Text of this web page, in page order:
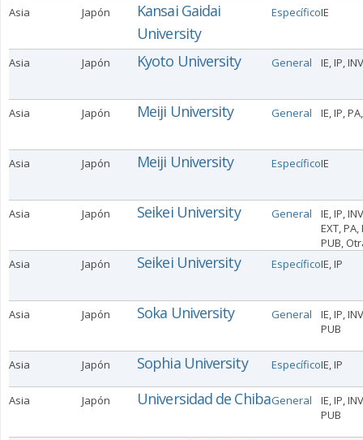
Asia Japón
Kansai Gaidai
University
EspecíficoIE
Asia Japón Kyoto University General IE, IP,
Asia Japón Meiji University General IE, IP,
Asia Japón Meiji University EspecíficoIE
Asia Japón Seikei University General
IE, IP,
EXT, PA,
PUB,
Asia
Japón Seikei University EspecíficoIE, IP
Asia Japón Soka University General
IE, IP,
PUB
Asia Japón Sophia University EspecíficoIE, IP
Asia Japón Universidad de ChibaGeneral
IE, IP,
PUB